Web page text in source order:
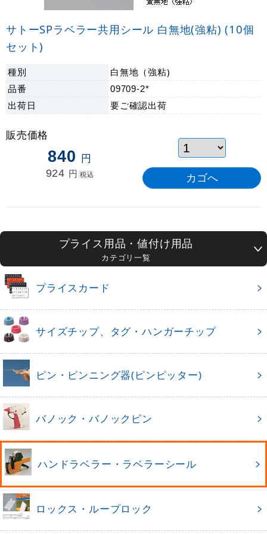
サトーSPラベラー共用シール 白無地(強粘) (10個
セット)
種別
白無地（強粘)
品番
09709-2*
出荷日 要ご確認出荷
販売価格
840 円
924 円 税込
プライス用品・値付け用品
カテゴリ一覧
プライスカード
サイズチップ、タグ・ハンガーチップ
ピン・ピンニング器(ピンピッター)
バノック・バノックピン
ハンドラベラー・ラベラーシール
ロックス・ループロック